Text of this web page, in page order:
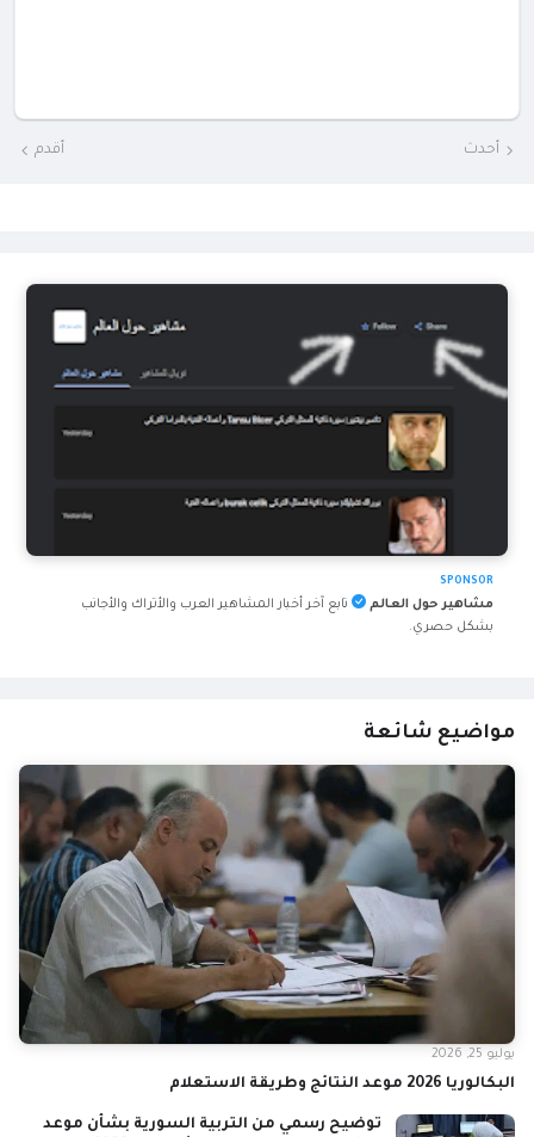
أحدث أقدم
SPONSOR
مشاهير حول العالم
تابع آخر أخبار المشاهير العرب والأتراك والأجانب
بشكل حصري.
مواضيع شائعة
البكالوريا 2026 موعد النتائج وطريقة الاستعلام
يوليو 25, 2026
توضيح رسمي من التربية السورية بشأن موعد